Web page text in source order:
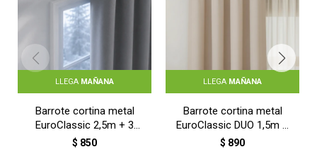
LLEGA MAÑANA
Barrote cortina metal
EuroClassic 2,5m + 3
soportes - BLANCO
$ 850
LLEGA MAÑANA
Barrote cortina metal
EuroClassic DUO 1,5m +
2 soportes - BLANCO
$ 890